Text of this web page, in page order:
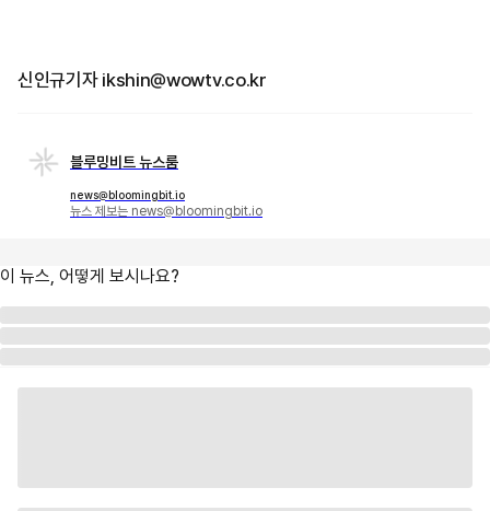
신인규기자 ikshin@wowtv.co.kr
블루밍비트 뉴스룸
news@bloomingbit.io
뉴스 제보는 news@bloomingbit.io
이 뉴스, 어떻게 보시나요?